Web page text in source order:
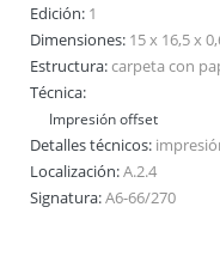
Edición: 1
Dimensiones: 15 x 16,5 x
Estructura:carpeta con
Técnica:
Impresión offset
Detalles técnicos:
Localización:A.2.4
Signatura:A6-66/270